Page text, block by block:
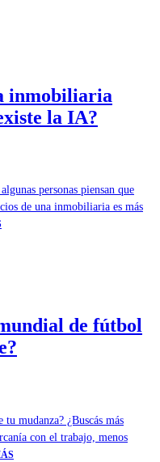
inmobiliaria
la IA?
personas piensan que
de una inmobiliaria es más
de fútbol
tu mudanza? ¿Buscás más
con el trabajo, menos